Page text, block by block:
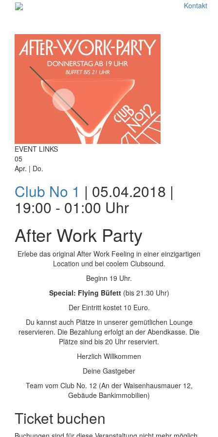
Kontakt
EVENT LINKS
05
Apr. | Do.
Club No 1 | 05.04.2018 |
19:00 - 01:00 Uhr
After Work Party
Erlebe das original After Work Feeling in einer einzigartigen
Location und bei coolem Clubsound.
Beginn 19 Uhr.
Special: Flying Büfett (bis 21.30 Uhr)
Der Eintritt kostet 10 Euro.
Du kannst auch Plätze in unserer gemütlichen Lounge
reservieren. Die Bezahlung erfolgt an der Abendkasse. Die
Plätze sind bis 20 Uhr reserviert.
Herzlich Willkommen
Deine Gastgeber
Team vom Club No. 12 (An der Waisenhausmauer 12,
Gebäude Bankimmobilien)
Ticket buchen